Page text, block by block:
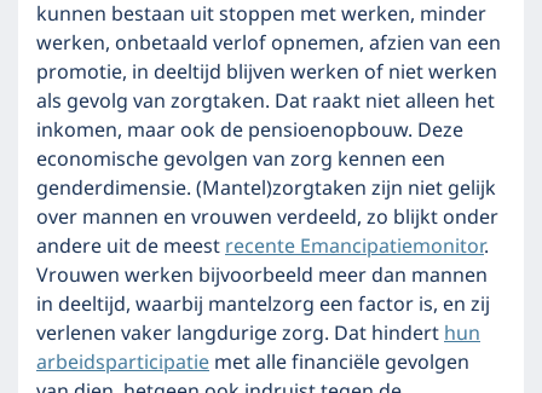
kunnen bestaan uit stoppen met werken, minder
werken, onbetaald verlof opnemen, afzien van een
promotie, in deeltijd blijven werken of niet werken
als gevolg van zorgtaken. Dat raakt niet alleen het
inkomen, maar ook de pensioenopbouw. Deze
economische gevolgen van zorg kennen een
genderdimensie. (Mantel)zorgtaken zijn niet gelijk
over mannen en vrouwen verdeeld, zo blijkt onder
andere uit de meestrecente Emancipatiemonitor.
Vrouwen werken bijvoorbeeld meer dan mannen
in deeltijd, waarbij mantelzorg een factor is, en zij
verlenen vaker langdurige zorg. Dat hinderthun
arbeidsparticipatiemet alle financiële gevolgen